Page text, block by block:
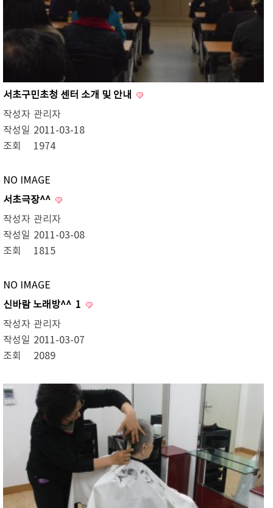
서초구민초청 센터 소개 및 안내
작성자 관리자
작성일 2011-03-18
조회
1974
NO IMAGE
서초극장^^
작성자 관리자
작성일 2011-03-08
조회
1815
NO IMAGE
신바람 노래방^^ 1
작성자 관리자
작성일 2011-03-07
조회
2089